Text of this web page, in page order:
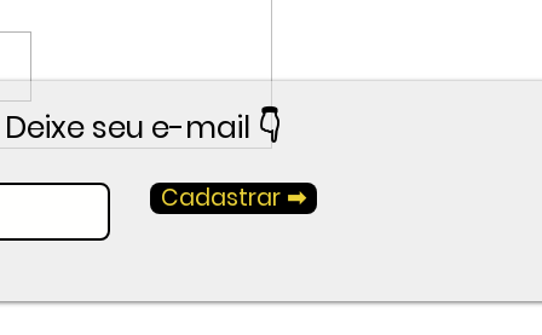
Aula de Vendas para
seu e-mail 👇
Cadastrar ➡